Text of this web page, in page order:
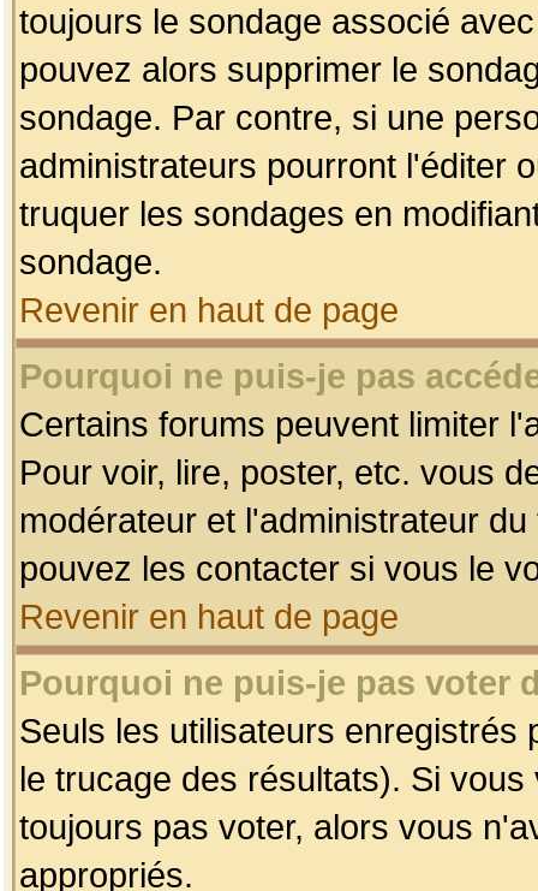
toujours le sondage associé
pouvez alors supprimer le
sondage. Par contre, si une
administrateurs pourront l'éditer
truquer les sondages en
sondage.
Revenir en haut de page
Pourquoi ne puis-je pas
Certains forums peuvent limiter
Pour voir, lire, poster, etc. vous
modérateur et l'administrateur
pouvez les contacter si vous le
Revenir en haut de page
Pourquoi ne puis-je pas voter
Seuls les utilisateurs enregistrés
le trucage des résultats). Si
toujours pas voter, alors vous
appropriés.